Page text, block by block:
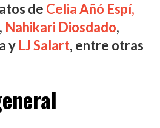
de Celia Añó Espí,
, Nahikari Diosdado,
y LJ Salart, entre otras